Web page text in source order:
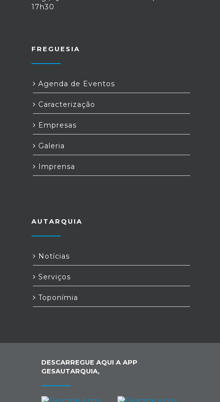
17h30
FREGUESIA
Agenda de Eventos
Caracterização
Empresas
Galeria
Imprensa
AUTARQUIA
Notícias
Serviços
Toponímia
DESCARREGUE AQUI A APP
GESAUTARQUIA,